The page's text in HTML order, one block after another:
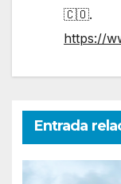
🇨🇴.
https://
Entrada